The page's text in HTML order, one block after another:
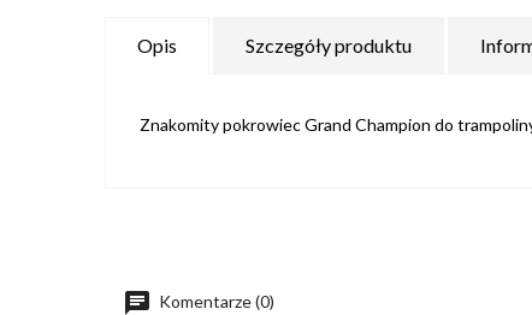
Opis Szczegóły produktu
Znakomity pokrowiec Grand Champion do
Komentarze (0)